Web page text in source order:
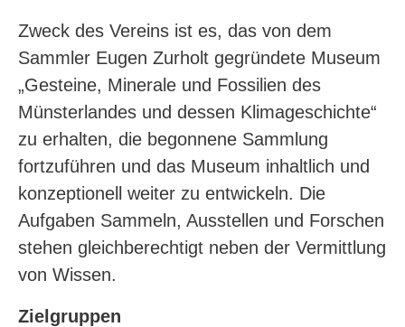
Zweck des Vereins ist es, das von dem
Sammler Eugen Zurholt gegründete Museum
„Gesteine, Minerale und Fossilien des
Münsterlandes und dessen Klimageschichte“
zu erhalten, die begonnene Sammlung
fortzuführen und das Museum inhaltlich und
konzeptionell weiter zu entwickeln. Die
Aufgaben Sammeln, Ausstellen und Forschen
stehen gleichberechtigt neben der Vermittlung
von Wissen.
Zielgruppen